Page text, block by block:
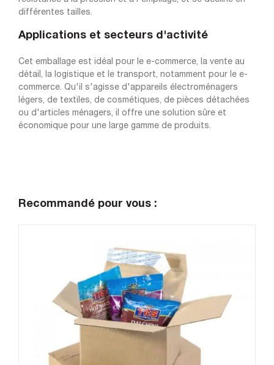
différentes tailles.
Applications et secteurs d'activité
Cet emballage est idéal pour le e-commerce, la vente au
détail, la logistique et le transport, notamment pour le e-
commerce. Qu'il s'agisse d'appareils électroménagers
légers, de textiles, de cosmétiques, de pièces détachées
ou d'articles ménagers, il offre une solution sûre et
économique pour une large gamme de produits.
Recommandé pour vous :